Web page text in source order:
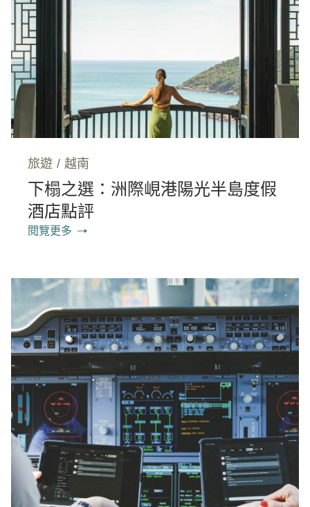
旅遊 / 越南
下榻之選：洲際峴港陽光半島度假
酒店點評
閱覽更多